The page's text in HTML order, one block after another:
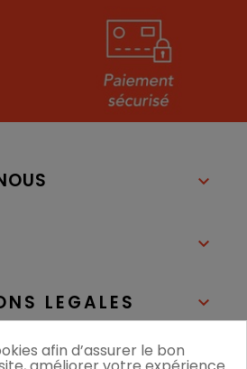


LEGALES 

afin d’assurer le bon